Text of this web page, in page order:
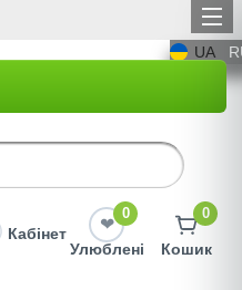
UA
Кабінет
0
Улюблені
0
Кошик